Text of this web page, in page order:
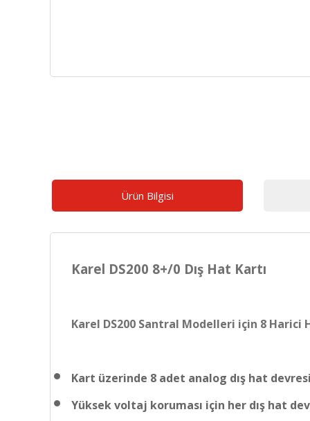
Ürün Bilgisi
Karel DS200 8+/0 Dış Hat Kartı
Karel DS200 Santral Modelleri için 8
Kart üzerinde 8 adet analog dış hat
Yüksek voltaj koruması için her dış hat